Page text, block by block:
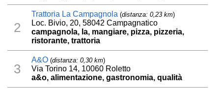
2
Trattoria La Campagnola (distanza: 0,23 km)
Loc. Bivio, 20, 58042 Campagnatico
campagnola, la, mangiare, pizza, pizzeria,
ristorante, trattoria
3
A&O (distanza: 0,30 km)
Via Torino 14, 10060 Roletto
a&o, alimentazione, gastronomia, qualità